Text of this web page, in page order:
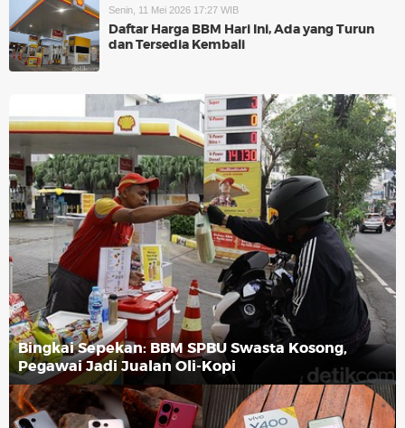
Senin, 11 Mei 2026 17:27 WIB
Daftar Harga BBM Hari Ini, Ada yang Turun
dan Tersedia Kembali
Bingkai Sepekan: BBM SPBU Swasta Kosong,
Pegawai Jadi Jualan Oli-Kopi